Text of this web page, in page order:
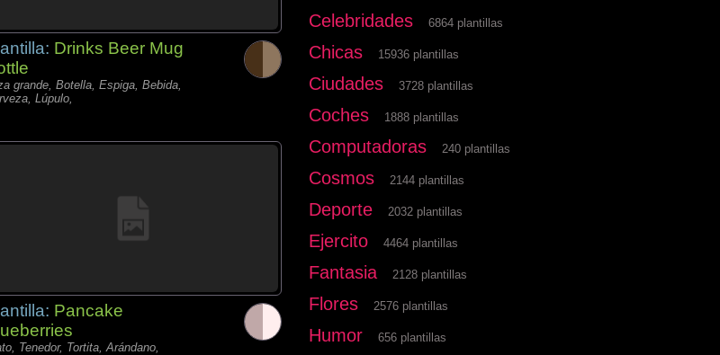
Drinks Beer Mug
grande, Botella, Espiga, Bebida,
Lúpulo,
Pancake
Tenedor, Tortita, Arándano,
Celebridades 6864 plantillas
Chicas 15936 plantillas
Ciudades 3728 plantillas
Coches 1888 plantillas
Computadoras 240 plantillas
Cosmos 2144 plantillas
Deporte 2032 plantillas
Ejercito 4464 plantillas
Fantasia 2128 plantillas
Flores 2576 plantillas
Humor 656 plantillas